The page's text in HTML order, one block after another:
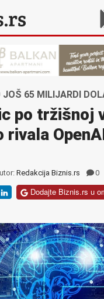
JOŠ 65 MILIJARDI
po tržišnoj
rivala
Redakcija Biznis.rs 0
Dodajte Biznis.rs u